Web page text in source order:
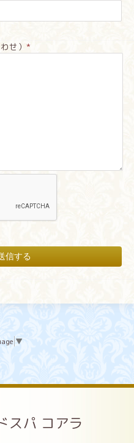
せ） *
▼
スパ コアラ